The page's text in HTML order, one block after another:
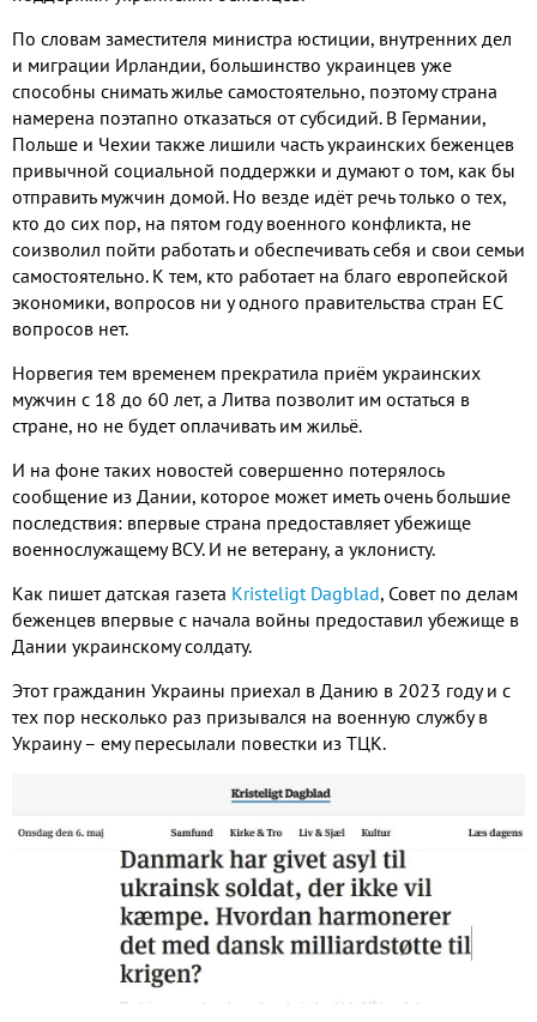
По словам заместителя министра юстиции, внутренних дел
и миграции Ирландии, большинство украинцев уже
способны снимать жилье самостоятельно, поэтому страна
намерена поэтапно отказаться от субсидий. В Германии,
Польше и Чехии также лишили часть украинских беженцев
привычной социальной поддержки и думают о том, как бы
отправить мужчин домой. Но везде идёт речь только о тех,
кто до сих пор, на пятом году военного конфликта, не
соизволил пойти работать и обеспечивать себя и свои семьи
самостоятельно. К тем, кто работает на благо европейской
экономики, вопросов ни у одного правительства стран ЕС
вопросов нет.
Норвегия тем временем прекратила приём украинских
мужчин с 18 до 60 лет, а Литва позволит им остаться в
стране, но не будет оплачивать им жильё.
И на фоне таких новостей совершенно потерялось
сообщение из Дании, которое может иметь очень большие
последствия: впервые страна предоставляет убежище
военнослужащему ВСУ. И не ветерану, а уклонисту.
Как пишет датская газета Kristeligt Dagblad, Совет по делам
беженцев впервые с начала войны предоставил убежище в
Дании украинскому солдату.
Этот гражданин Украины приехал в Данию в 2023 году и с
тех пор несколько раз призывался на военную службу в
Украину – ему пересылали повестки из ТЦК.